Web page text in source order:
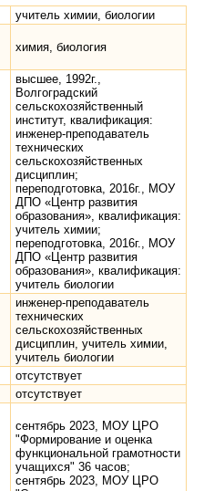
учитель химии, биологии
химия, биология
высшее, 1992г.,
Волгоградский
сельскохозяйственный
институт, квалификация:
инженер-преподаватель
технических
сельскохозяйственных
дисциплин;
переподготовка, 2016г., МОУ
ДПО «Центр развития
образования», квалификация:
учитель химии;
переподготовка, 2016г., МОУ
ДПО «Центр развития
образования», квалификация:
учитель биологии
инженер-преподаватель
технических
сельскохозяйственных
дисциплин, учитель химии,
учитель биологии
отсутствует
отсутствует
сентябрь 2023, МОУ ЦРО
"Формирование и оценка
функциональной грамотности
учащихся" 36 часов;
сентябрь 2023, МОУ ЦРО